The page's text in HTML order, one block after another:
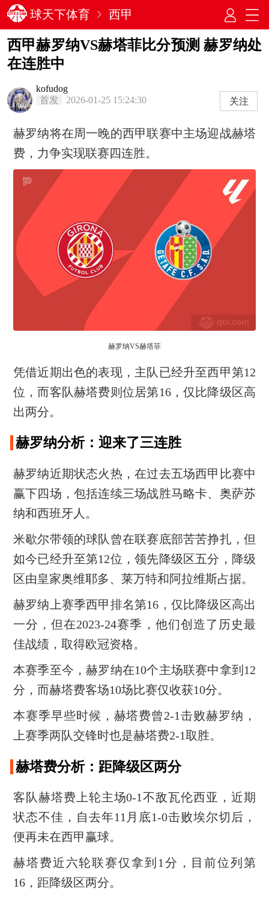
球天下体育 西甲
西甲赫罗纳VS赫塔菲比分预测 赫罗纳处
在连胜中
kofudog
首发
2026-01-25 15:24:30 关注
赫罗纳将在周一晚的西甲联赛中主场迎战赫塔
费，力争实现联赛四连胜。
赫罗纳VS赫塔菲
凭借近期出色的表现，主队已经升至西甲第12
位，而客队赫塔费则位居第16，仅比降级区高
出两分。
赫罗纳分析：迎来了三连胜
赫罗纳近期状态火热，在过去五场西甲比赛中
赢下四场，包括连续三场战胜马略卡、奥萨苏
纳和西班牙人。
米歇尔带领的球队曾在联赛底部苦苦挣扎，但
如今已经升至第12位，领先降级区五分，降级
区由皇家奥维耶多、莱万特和阿拉维斯占据。
赫罗纳上赛季西甲排名第16，仅比降级区高出
一分，但在2023-24赛季，他们创造了历史最
佳战绩，取得欧冠资格。
本赛季至今，赫罗纳在10个主场联赛中拿到12
分，而赫塔费客场10场比赛仅收获10分。
本赛季早些时候，赫塔费曾2-1击败赫罗纳，
上赛季两队交锋时也是赫塔费2-1取胜。
赫塔费分析：距降级区两分
客队赫塔费上轮主场0-1不敌瓦伦西亚，近期
状态不佳，自去年11月底1-0击败埃尔切后，
便再未在西甲赢球。
赫塔费近六轮联赛仅拿到1分，目前位列第
16，距降级区两分。